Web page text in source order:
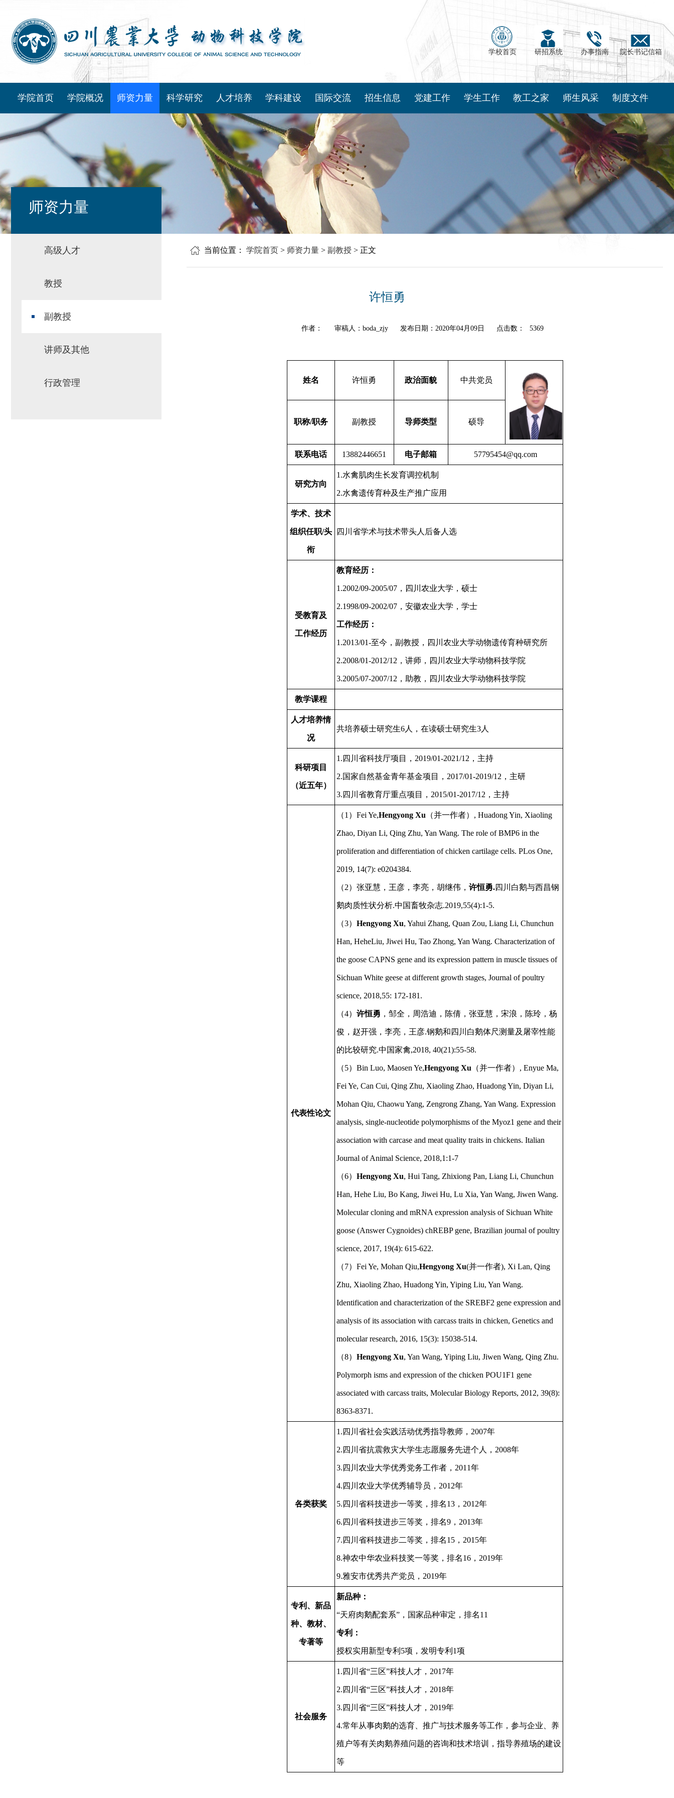
学校首页 研招系统 办事指南 院长书记信箱
学院首页 学院概况 师资力量 科学研究 人才培养 学科建设 国际交流 招生信息 党建工作 学生工作 教工之家 师生风采 制度文件
师资力量
高级人才
教授
副教授
讲师及其他
行政管理
当前位置： 学院首页 > 师资力量 > 副教授 > 正文
许恒勇
作者： 审稿人：boda_zjy 发布日期：2020年04月09日 点击数： 5369
姓名 许恒勇 政治面貌 中共党员
职称/职务 副教授 导师类型 硕导
联系电话 13882446651 电子邮箱 57795454@qq.com
研究方向
1.水禽肌肉生长发育调控机制
2.水禽遗传育种及生产推广应用
学术、技术
组织任职/头
衔
四川省学术与技术带头人后备人选
受教育及
工作经历
教育经历：
1.2002/09-2005/07，四川农业大学，硕士
2.1998/09-2002/07，安徽农业大学，学士
工作经历：
1.2013/01-至今，副教授，四川农业大学动物遗传育种研究所
2.2008/01-2012/12，讲师，四川农业大学动物科技学院
3.2005/07-2007/12，助教，四川农业大学动物科技学院
教学课程
人才培养情
况
共培养硕士研究生6人，在读硕士研究生3人
科研项目
（近五年）
1.四川省科技厅项目，2019/01-2021/12，主持
2.国家自然基金青年基金项目，2017/01-2019/12，主研
3.四川省教育厅重点项目，2015/01-2017/12，主持
代表性论文
（1）Fei Ye,Hengyong Xu （并一作者）, Huadong Yin, Xiaoling
Zhao, Diyan Li, Qing Zhu, Yan Wang. The role of BMP6 in the
proliferation and differentiation of chicken cartilage cells. PLos One,
2019, 14(7): e0204384.
（2）张亚慧，王彦，李亮，胡继伟， 许恒勇.四川白鹅与西昌钢
鹅肉质性状分析.中国畜牧杂志.2019,55(4):1-5.
（3） Hengyong Xu, Yahui Zhang, Quan Zou, Liang Li, Chunchun
Han, HeheLiu, Jiwei Hu, Tao Zhong, Yan Wang. Characterization of
the goose CAPNS gene and its expression pattern in muscle tissues of
Sichuan White geese at different growth stages, Journal of poultry
science, 2018,55: 172-181.
（4） 许恒勇 ，邹全，周浩迪，陈倩，张亚慧，宋浪，陈玲，杨
俊，赵开强，李亮，王彦.钢鹅和四川白鹅体尺测量及屠宰性能
的比较研究.中国家禽,2018, 40(21):55-58.
（5）Bin Luo, Maosen Ye,Hengyong Xu （并一作者）, Enyue Ma,
Fei Ye, Can Cui, Qing Zhu, Xiaoling Zhao, Huadong Yin, Diyan Li,
Mohan Qiu, Chaowu Yang, Zengrong Zhang, Yan Wang. Expression
analysis, single-nucleotide polymorphisms of the Myoz1 gene and their
association with carcase and meat quality traits in chickens. Italian
Journal of Animal Science, 2018,1:1-7
（6） Hengyong Xu, Hui Tang, Zhixiong Pan, Liang Li, Chunchun
Han, Hehe Liu, Bo Kang, Jiwei Hu, Lu Xia, Yan Wang, Jiwen Wang.
Molecular cloning and mRNA expression analysis of Sichuan White
goose (Answer Cygnoides) chREBP gene, Brazilian journal of poultry
science, 2017, 19(4): 615-622.
（7）Fei Ye, Mohan Qiu,Hengyong Xu(并一作者), Xi Lan, Qing
Zhu, Xiaoling Zhao, Huadong Yin, Yiping Liu, Yan Wang.
Identification and characterization of the SREBF2 gene expression and
analysis of its association with carcass traits in chicken, Genetics and
molecular research, 2016, 15(3): 15038-514.
（8） Hengyong Xu, Yan Wang, Yiping Liu, Jiwen Wang, Qing Zhu.
Polymorph isms and expression of the chicken POU1F1 gene
associated with carcass traits, Molecular Biology Reports, 2012, 39(8):
8363-8371.
各类获奖
1.四川省社会实践活动优秀指导教师，2007年
2.四川省抗震救灾大学生志愿服务先进个人，2008年
3.四川农业大学优秀党务工作者，2011年
4.四川农业大学优秀辅导员，2012年
5.四川省科技进步一等奖，排名13，2012年
6.四川省科技进步三等奖，排名9，2013年
7.四川省科技进步二等奖，排名15，2015年
8.神农中华农业科技奖一等奖，排名16，2019年
9.雅安市优秀共产党员，2019年
专利、新品
种、教材、
专著等
新品种：
“天府肉鹅配套系”，国家品种审定，排名11
专利：
授权实用新型专利5项，发明专利1项
社会服务
1.四川省“三区”科技人才，2017年
2.四川省“三区”科技人才，2018年
3.四川省“三区”科技人才，2019年
4.常年从事肉鹅的选育、推广与技术服务等工作，参与企业、养
殖户等有关肉鹅养殖问题的咨询和技术培训，指导养殖场的建设
等